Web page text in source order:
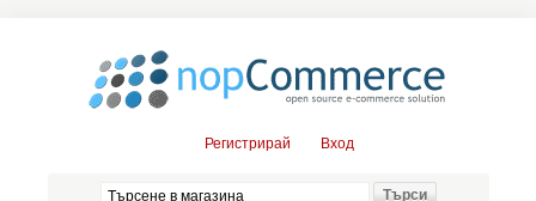
Регистрирай Вход